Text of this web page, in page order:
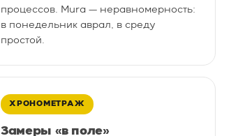
процессов. Mura — неравномерность:
в понедельник аврал, в среду
простой.
ХРОНОМЕТРАЖ
Замеры «в поле»